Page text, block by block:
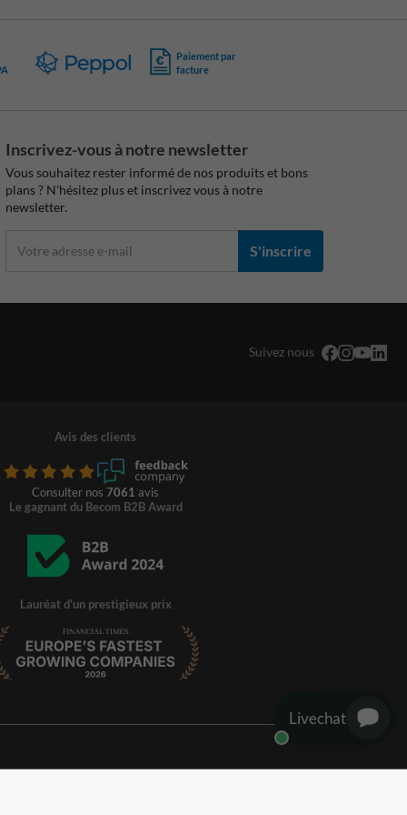
Paiement par
facture
Inscrivez-vous à notre newsletter
Vous souhaitez rester informé de nos produits et bons
plans ? N'hésitez plus et inscrivez vous à notre
newsletter.
S'inscrire
Suivez nous
Avis des clients
Consulter nos 7061 avis
Le gagnant du Becom B2B Award
Lauréat d'un prestigieux prix
Livechat